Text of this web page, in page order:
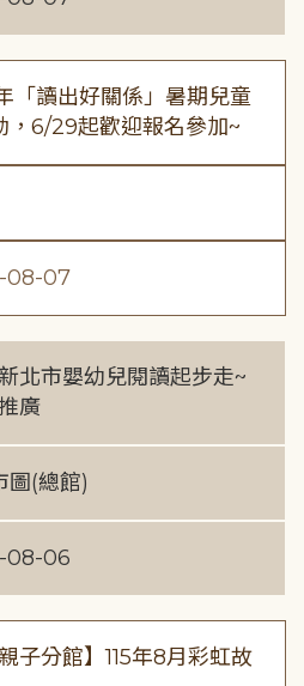
年「讀出好關係」暑期兒童
，6/29起歡迎報名參加~
08-07
新北市嬰幼兒閱讀起步走~
廣
圖(總館)
08-06
親子分館】115年8月彩虹故